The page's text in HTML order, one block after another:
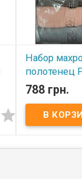

Набор
полотенец
Cicekler
В наличии
Набор
наборе.
788 грн.